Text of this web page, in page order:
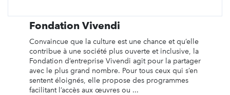
Fondation Vivendi
Convaincue que la culture est une chance et qu’elle
contribue à une société plus ouverte et inclusive, la
Fondation d’entreprise Vivendi agit pour la partager
avec le plus grand nombre. Pour tous ceux qui s’en
sentent éloignés, elle propose des programmes
facilitant l’accès aux œuvres ou ...